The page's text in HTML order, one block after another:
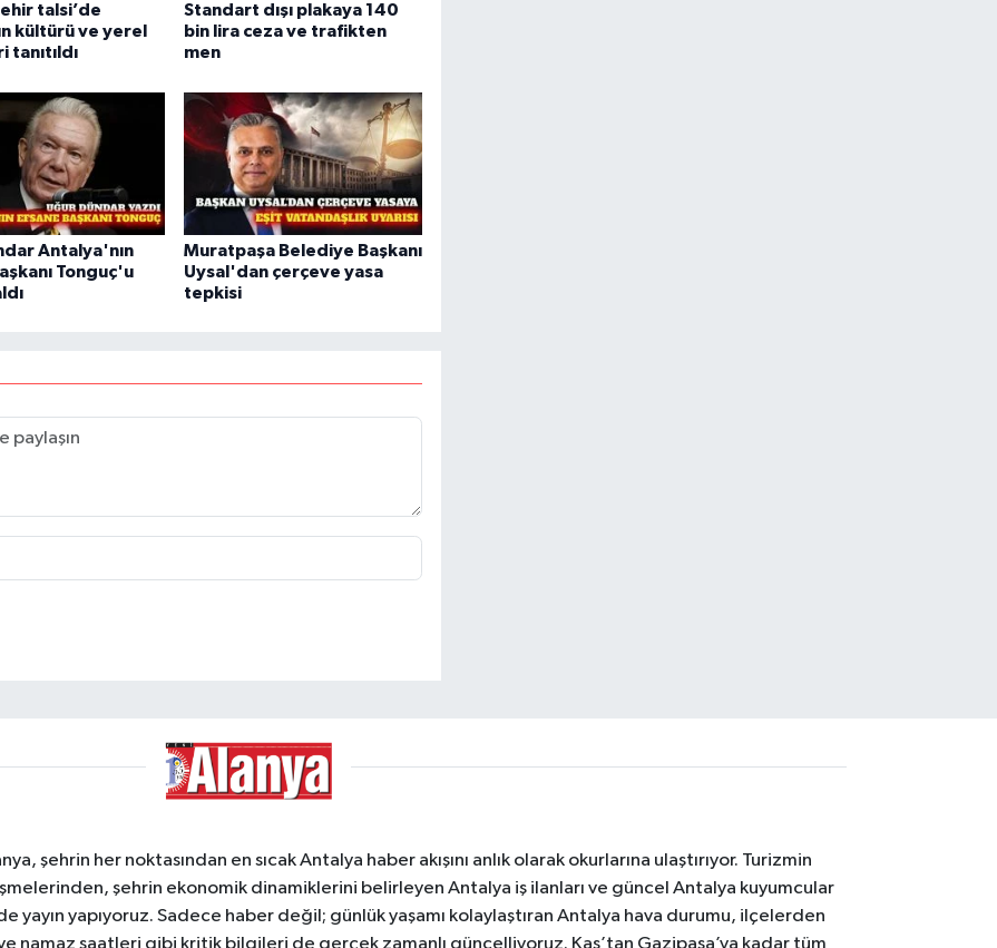
talsi’de
kültürü ve yerel
Standart dışı plakaya 140
bin lira ceza ve trafikten
men
Antalya'nın
Tonguç'u
Muratpaşa Belediye Başkanı
Uysal'dan çerçeve yasa
tepkisi
şehrin her noktasından en sıcak Antalya haber akışını anlık olarak okurlarına ulaştırıyor. Turizmin
şehrin ekonomik dinamiklerini belirleyen Antalya iş ilanları ve güncel Antalya kuyumcular
yayın yapıyoruz. Sadece haber değil; günlük yaşamı kolaylaştıran Antalya hava durumu, ilçelerden